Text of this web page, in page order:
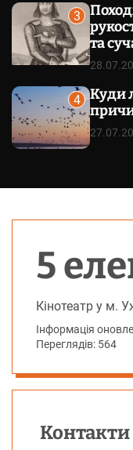
3
та
4
Куди
5
Кінотеатр у м.
Інформація
Переглядів: 564
Контакти